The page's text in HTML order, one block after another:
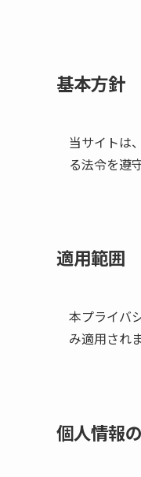
基本方針
当サイトは
る法令を遵
適用範囲
本プライバ
み適用されま
個人情報